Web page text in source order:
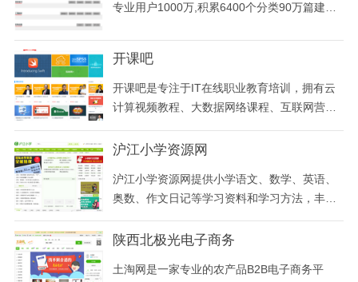
专业用户1000万,积累6400个分类90万篇建筑
工程技术,建筑工程管理,工程造价资料,机电安
装资料等,是全国大,专业的精品建筑工程资料阅
读和下载平台,是建筑行业工程师、设计师、建
开课吧
开课吧是专注于IT在线职业教育培训，拥有云
计算视频教程、大数据网络课程、互联网营
培训等泛IT学科的在线学习平台、职业培训平
沪江小学资源网
沪江小学资源网提供小学语文、数学、英语、
奥数、作文日记等学习资料和学习方法，丰富
提高学习成绩。
陕西北极光电子商务
土淘网是一家专业的农产品B2B电子商务平